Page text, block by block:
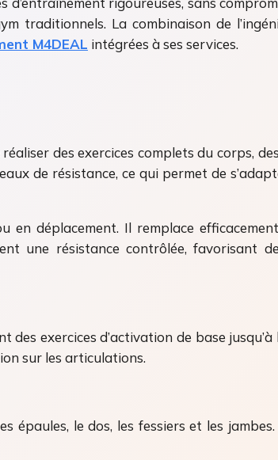
traditionnels. La combinaison de
M4DEAL intégrées à ses services.
des exercices complets du corps,
de résistance, ce qui permet de
déplacement. Il remplace
une résistance contrôlée, favorisant
exercices d’activation de base jusqu’à
sur les articulations.
épaules, le dos, les fessiers et les